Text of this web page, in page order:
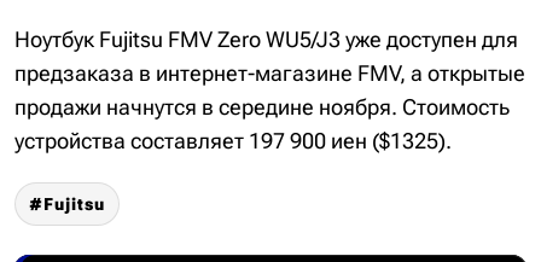
Ноутбук Fujitsu FMV Zero WU5/J3 уже доступен для
предзаказа в интернет-магазине FMV, а открытые
продажи начнутся в середине ноября. Стоимость
устройства составляет 197 900 иен ($1325).
Fujitsu